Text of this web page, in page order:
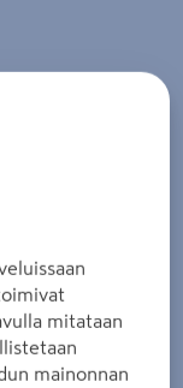
mitataan
mainonnan